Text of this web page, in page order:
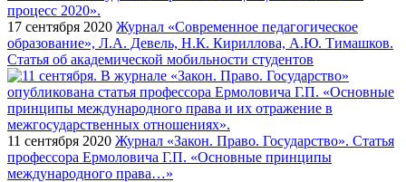
17 сентября 2020 Журнал «Современное педагогическое
образование», Л.А. Девель, Н.К. Кириллова, А.Ю. Тимашков.
Статья об академической мобильности студентов
11 сентября 2020 Журнал «Закон. Право. Государство». Статья
профессора Ермоловича Г.П. «Основные принципы
международного права…»